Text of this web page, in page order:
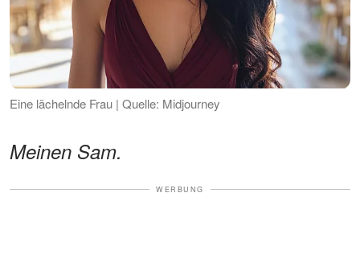
Eine lächelnde Frau | Quelle: Midjourney
Meinen Sam.
WERBUNG